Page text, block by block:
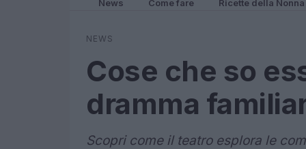
News Come fare Ricette della Nonna
NEWS
Cose che so
dramma
Scopri come il teatro esplora le